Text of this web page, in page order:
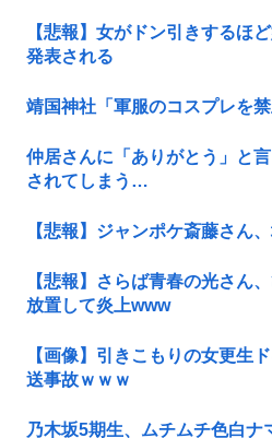
【悲報】女がドン引きするほ
発表される
靖国神社「軍服のコスプレを禁
仲居さんに「ありがとう」と
されてしまう…
【悲報】ジャンポケ斎藤さん
【悲報】さらば青春の光さん
放置して炎上www
【画像】引きこもりの女更生
送事故ｗｗｗ
乃木坂5期生、ムチムチ色白ナ